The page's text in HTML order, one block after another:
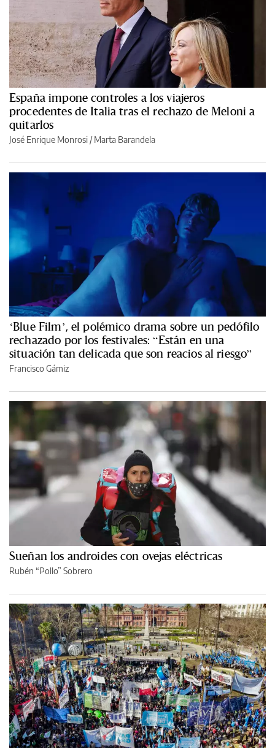
España impone controles a los viajeros
procedentes de Italia tras el rechazo de Meloni a
quitarlos
José Enrique Monrosi / Marta Barandela
‘Blue Film’, el polémico drama sobre un pedófilo
rechazado por los festivales: “Están en una
situación tan delicada que son reacios al riesgo”
Francisco Gámiz
Sueñan los androides con ovejas eléctricas
Rubén “Pollo” Sobrero